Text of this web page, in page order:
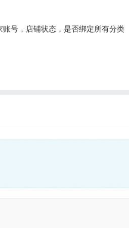
号，店铺状态，是否绑定所有分类